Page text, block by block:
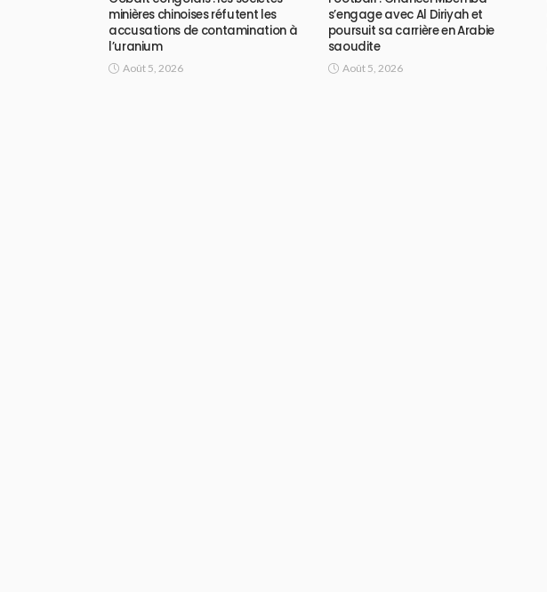
minières chinoises réfutent les
accusations de contamination à
l’uranium
Août 5, 2026
s’engage avec Al Diriyah et
poursuit sa carrière en Arabie
saoudite
Août 5, 2026